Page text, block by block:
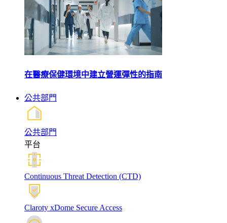
在醫療保健環境中建立營運彈性的指南
公共部門
公共部門
平台
Continuous Threat Detection (CTD)
Claroty xDome Secure Access